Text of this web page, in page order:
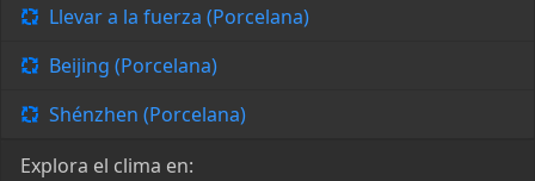
Llevar a la fuerza (Porcelana)
Beijing (Porcelana)
Shénzhen (Porcelana)
Explora el clima en: